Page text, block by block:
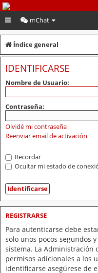
PeruVoley.com
mChat
Índice general
IDENTIFICARSE
Nombre de Usuario:
Contraseña:
Olvidé mi contraseña
Reenviar email de activación
Recordar
Ocultar mi estado de
REGISTRARSE
Para autenticarse debe
solo unos pocos segundos
sistema. La Administración
permisos adicionales a los
identificarse asegúrese de